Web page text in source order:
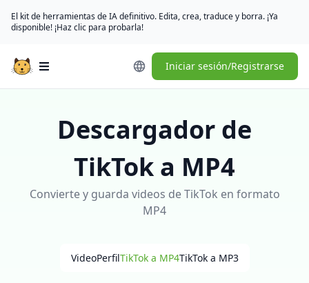
El kit de herramientas de IA definitivo. Edita, crea, traduce y borra. ¡Ya
disponible! ¡Haz clic para probarla!
Open main menu Iniciar sesión/Registrarse
Descargador de
TikTok a MP4
Convierte y guarda videos de TikTok en formato
MP4
VideoPerfilTikTok a MP4TikTok a MP3